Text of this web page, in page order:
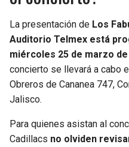
La presentación de Los
Auditorio Telmex está
miércoles 25 de marzo
concierto se llevará a cabo
Obreros de Cananea 747,
Jalisco.
Para quienes asistan al
Cadillacs no olviden